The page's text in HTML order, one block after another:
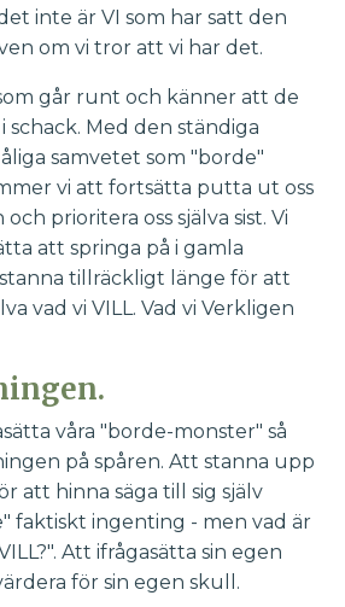
inte är VI som har satt den
om vi tror att vi har det.
går runt och känner att de
schack. Med den ständiga
samvetet som "borde"
vi att fortsätta putta ut oss
prioritera oss själva sist. Vi
att springa på i gamla
tillräckligt länge för att
vad vi VILL. Vad vi Verkligen
våra "borde-monster" så
på spåren. Att stanna upp
att hinna säga till sig själv
faktiskt ingenting - men vad är
Att ifrågasätta sin egen
för sin egen skull.